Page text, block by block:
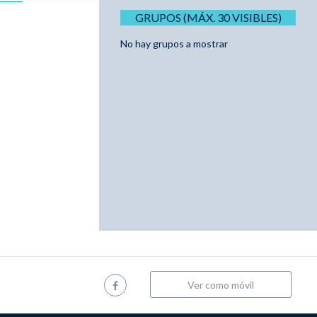
GRUPOS (MÁX. 30 VISIBLES)
No hay grupos a mostrar